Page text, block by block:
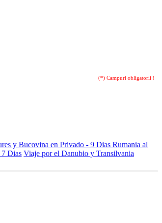
(*) Campuri obligatorii !
y Bucovina en Privado - 9 Dias Rumania al
7 Dias Viaje por el Danubio y Transilvania